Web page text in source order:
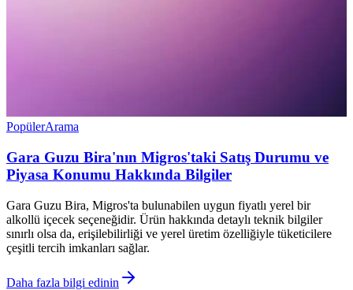
PopülerArama
Gara Guzu Bira'nın Migros'taki Satış Durumu ve
Piyasa Konumu Hakkında Bilgiler
Gara Guzu Bira, Migros'ta bulunabilen uygun fiyatlı yerel bir
alkollü içecek seçeneğidir. Ürün hakkında detaylı teknik bilgiler
sınırlı olsa da, erişilebilirliği ve yerel üretim özelliğiyle tüketicilere
çeşitli tercih imkanları sağlar.
Daha fazla bilgi edinin